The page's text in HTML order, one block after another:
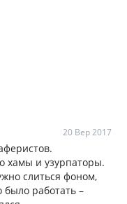
20 Вер 2017
хамы и узурпаторы.
слиться фоном,
работать –